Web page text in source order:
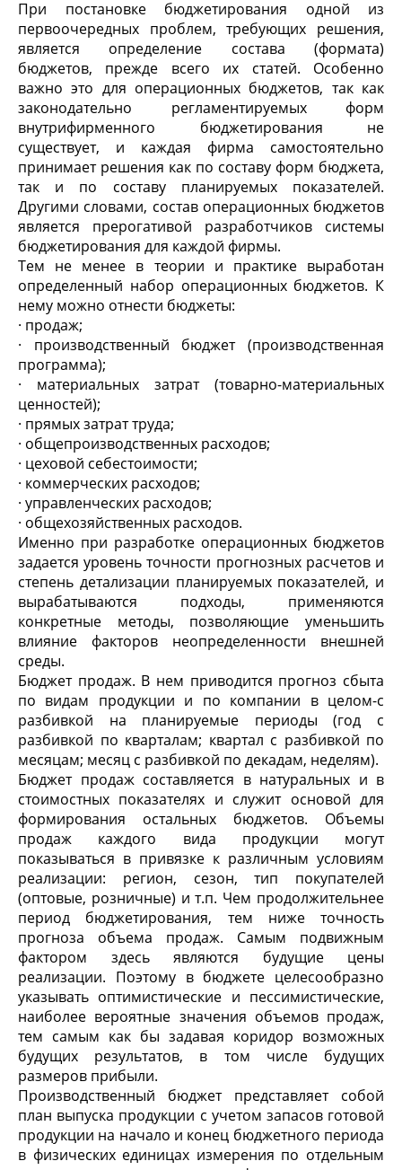
При постановке бюджетирования одной из
первоочередных проблем, требующих решения,
является определение состава (формата)
бюджетов, прежде всего их статей. Особенно
важно это для операционных бюджетов, так как
законодательно регламентируемых форм
внутрифирменного бюджетирования не
существует, и каждая фирма самостоятельно
принимает решения как по составу форм бюджета,
так и по составу планируемых показателей.
Другими словами, состав операционных бюджетов
является прерогативой разработчиков системы
бюджетирования для каждой фирмы.
Тем не менее в теории и практике выработан
определенный набор операционных бюджетов. К
нему можно отнести бюджеты:
· продаж;
· производственный бюджет (производственная
программа);
· материальных затрат (товарно-материальных
ценностей);
· прямых затрат труда;
· общепроизводственных расходов;
· цеховой себестоимости;
· коммерческих расходов;
· управленческих расходов;
· общехозяйственных расходов.
Именно при разработке операционных бюджетов
задается уровень точности прогнозных расчетов и
степень детализации планируемых показателей, и
вырабатываются подходы, применяются
конкретные методы, позволяющие уменьшить
влияние факторов неопределенности внешней
среды.
Бюджет продаж. В нем приводится прогноз сбыта
по видам продукции и по компании в целом-с
разбивкой на планируемые периоды (год с
разбивкой по кварталам; квартал с разбивкой по
месяцам; месяц с разбивкой по декадам, неделям).
Бюджет продаж составляется в натуральных и в
стоимостных показателях и служит основой для
формирования остальных бюджетов. Объемы
продаж каждого вида продукции могут
показываться в привязке к различным условиям
реализации: регион, сезон, тип покупателей
(оптовые, розничные) и т.п. Чем продолжительнее
период бюджетирования, тем ниже точность
прогноза объема продаж. Самым подвижным
фактором здесь являются будущие цены
реализации. Поэтому в бюджете целесообразно
указывать оптимистические и пессимистические,
наиболее вероятные значения объемов продаж,
тем самым как бы задавая коридор возможных
будущих результатов, в том числе будущих
размеров прибыли.
Производственный бюджет представляет собой
план выпуска продукции с учетом запасов готовой
продукции на начало и конец бюджетного периода
в физических единицах измерения по отдельным